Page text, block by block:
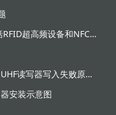
广东灵天ELFDAY APP使用视频包括RFID超高频设备和NFC芯片标签感应
灵天超高频RFID电子标签数据使用UHF读写器写入失败原因分析
安装示意图